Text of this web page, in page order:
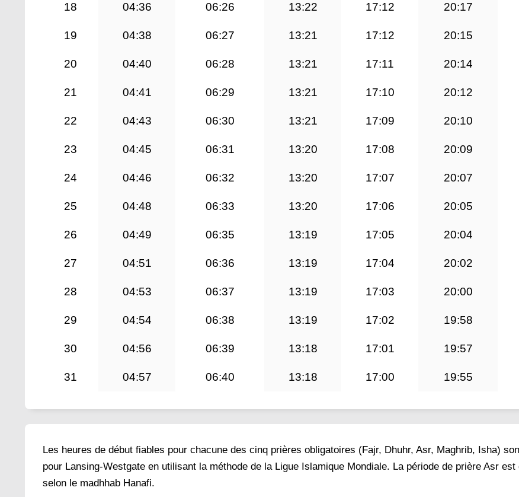
18 04:36 06:26 13:22 17:12 20:17
19 04:38 06:27 13:21 17:12 20:15
20 04:40 06:28 13:21 17:11 20:14
21 04:41 06:29 13:21 17:10 20:12
22 04:43 06:30 13:21 17:09 20:10
23 04:45 06:31 13:20 17:08 20:09
24 04:46 06:32 13:20 17:07 20:07
25 04:48 06:33 13:20 17:06 20:05
26 04:49 06:35 13:19 17:05 20:04
27 04:51 06:36 13:19 17:04 20:02
28 04:53 06:37 13:19 17:03 20:00
29 04:54 06:38 13:19 17:02 19:58
30 04:56 06:39 13:18 17:01 19:57
31 04:57 06:40 13:18 17:00 19:55
Les heures de début fiables pour chacune des cinq prières obligatoires (Fajr, Dhuhr, Asr, Maghrib, Isha)
pour Lansing-Westgate en utilisant la méthode de la Ligue Islamique Mondiale. La période de prière Asr est
selon le madhhab Hanafi.